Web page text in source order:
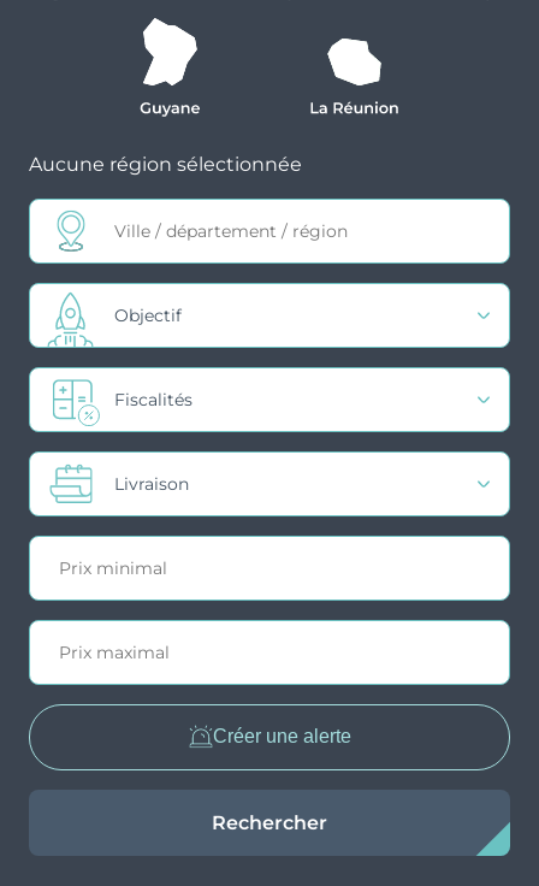
Aucune région sélectionnée
Créer une alerte
Rechercher